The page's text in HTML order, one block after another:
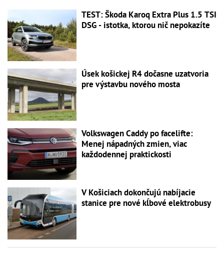
TEST: Škoda Karoq Extra Plus 1.5 TSI
DSG - istotka, ktorou nič nepokazíte
Úsek košickej R4 dočasne uzatvoria
pre výstavbu nového mosta
Volkswagen Caddy po facelifte:
Menej nápadných zmien, viac
každodennej praktickosti
V Košiciach dokončujú nabíjacie
stanice pre nové kĺbové elektrobusy